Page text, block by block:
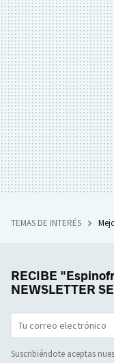
TEMAS DE INTERÉS
RECIBE
NEWSLETTER
Suscribiéndote aceptas